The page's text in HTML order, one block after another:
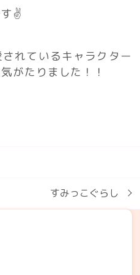
✌️
れているキャラクター
がたりました！！
すみっこぐらし